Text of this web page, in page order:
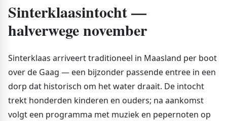
Sinterklaasintocht —
halverwege november
Sinterklaas arriveert traditioneel in Maasland per boot
over de Gaag — een bijzonder passende entree in een
dorp dat historisch om het water draait. De intocht
trekt honderden kinderen en ouders; na aankomst
volgt een programma met muziek en pepernoten op